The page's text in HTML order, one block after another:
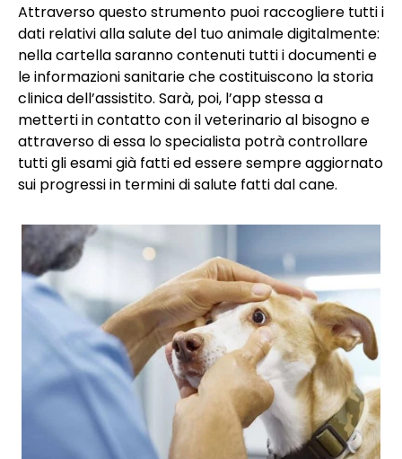
Attraverso questo strumento puoi raccogliere tutti i
dati relativi alla salute del tuo animale digitalmente:
nella cartella saranno contenuti tutti i documenti e
le informazioni sanitarie che costituiscono la storia
clinica dell’assistito. Sarà, poi, l’app stessa a
metterti in contatto con il veterinario al bisogno e
attraverso di essa lo specialista potrà controllare
tutti gli esami già fatti ed essere sempre aggiornato
sui progressi in termini di salute fatti dal cane.